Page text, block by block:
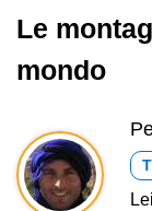
Le
mondo